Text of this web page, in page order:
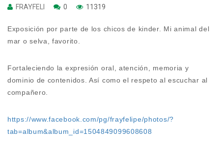
FRAYFELI 0 11319
Exposición por parte de los chicos de kinder. Mi animal del
mar o selva, favorito.
Fortaleciendo la expresión oral, atención, memoria y
dominio de contenidos. Así como el respeto al escuchar al
compañero.
https://www.facebook.com/pg/frayfelipe/photos/?
tab=album&album_id=1504849099608608